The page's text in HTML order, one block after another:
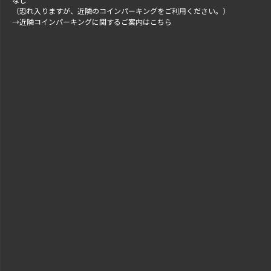
（恐れ入りますが、近隣のコインパーキングをご利用ください。）
→近隣コインパーキングに関するご案内はこちら